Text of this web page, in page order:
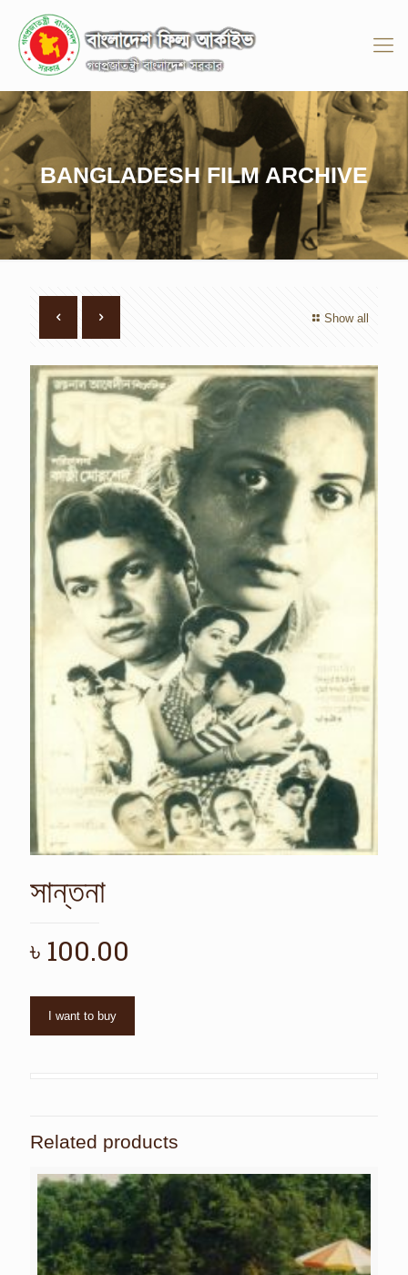
BANGLADESH FILM ARCHIVE
Show all
সান্তনা
৳ 100.00
I want to buy
Related products